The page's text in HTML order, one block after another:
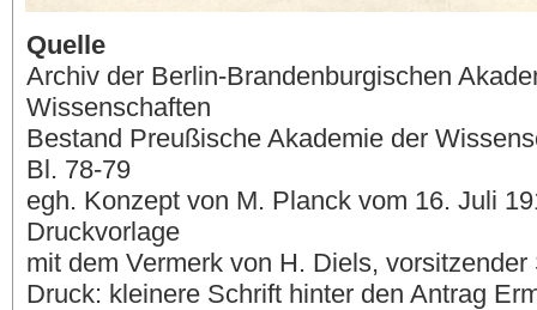
Quelle
Archiv der Berlin-Brandenburgischen
Wissenschaften
Bestand Preußische Akademie der
Bl. 78-79
egh. Konzept von M. Planck vom 16. Juli
Druckvorlage
mit dem Vermerk von H. Diels, vorsitzender
Druck: kleinere Schrift hinter den Antrag